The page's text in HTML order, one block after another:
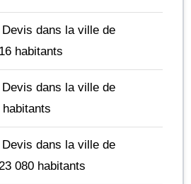
dans la ville de
habitants
dans la ville de
dans la ville de
080 habitants